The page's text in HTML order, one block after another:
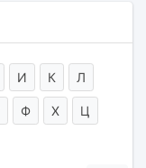
И К Л
Ф Х Ц